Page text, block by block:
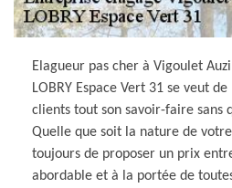
Elagueur pas cher à Vigoulet
LOBRY Espace Vert 31 se veut
clients tout son savoir-faire sans
Quelle que soit la nature de
toujours de proposer un prix
abordable et à la portée de